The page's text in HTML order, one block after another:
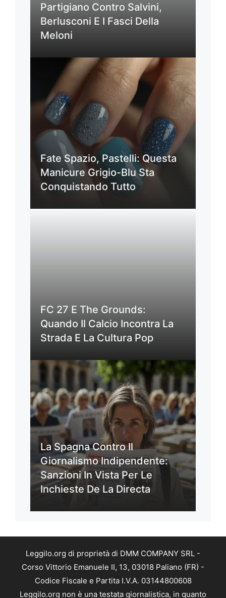
Partigiano Contro Salvini,
Berlusconi E I Fasci Della
Meloni
Fate Spazio, Pastelli: Questa
Manicure Grigio-Blu Sta
Conquistando Tutto
FC 27 E The Grounds:
Quando Il Calcio Incontra La
Strada E La Cultura Pop
La Spagna Contro Il
Giornalismo Indipendente:
Sanzioni In Vista Per Le
Inchieste De La Directa
Leggilo.org di proprietà di DMM COMPANY SRL -
Corso Vittorio Emanuele II, 13, 03018 Paliano (FR) -
Codice Fiscale e Partita I.V.A. 03144800608
Leggilo.org non è una testata giornalistica, in quanto